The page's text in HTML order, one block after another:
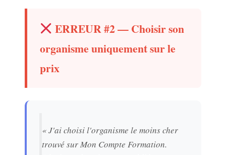
ERREUR #2 — Choisir son
organisme uniquement sur le
prix
« J'ai choisi l'organisme le moins cher
trouvé sur Mon Compte Formation.